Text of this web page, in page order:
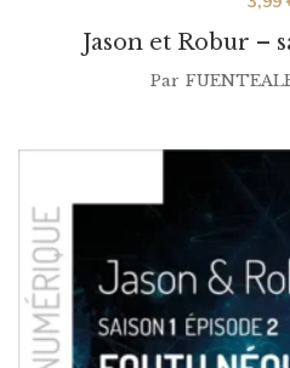
Jason et Robur –
Par